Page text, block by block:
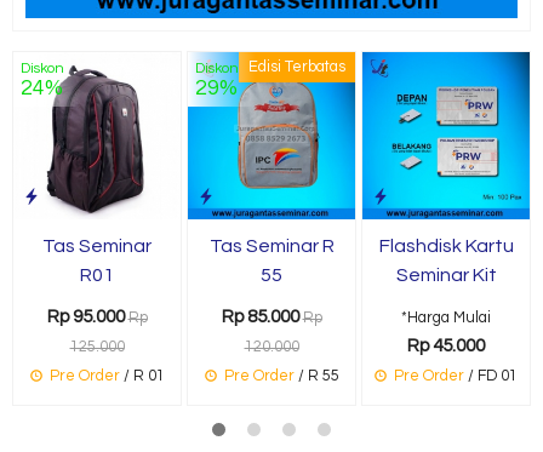
Diskon
24%
Tas Seminar
R01
Rp 95.000 Rp
125.000
Pre Order/ R 01
Edisi Terbatas
Diskon
29%
Tas Seminar R
55
Rp 85.000 Rp
120.000
Pre Order/ R 55
Flashdisk Kartu
Seminar Kit
*Harga Mulai
Rp 45.000
Pre Order / FD 01